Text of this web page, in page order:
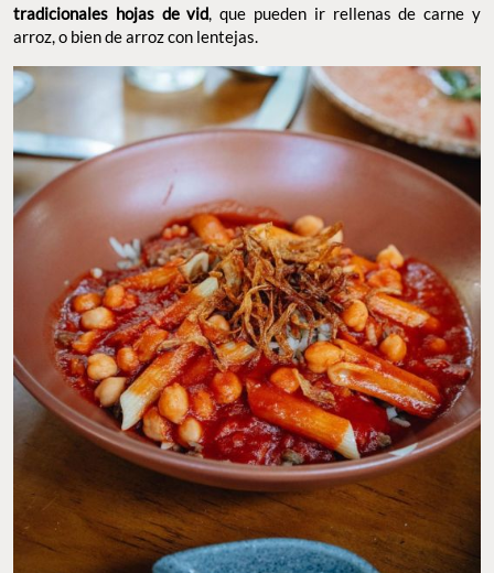
tradicionales hojas de vid, que pueden ir rellenas de carne y
arroz, o bien de arroz con lentejas.